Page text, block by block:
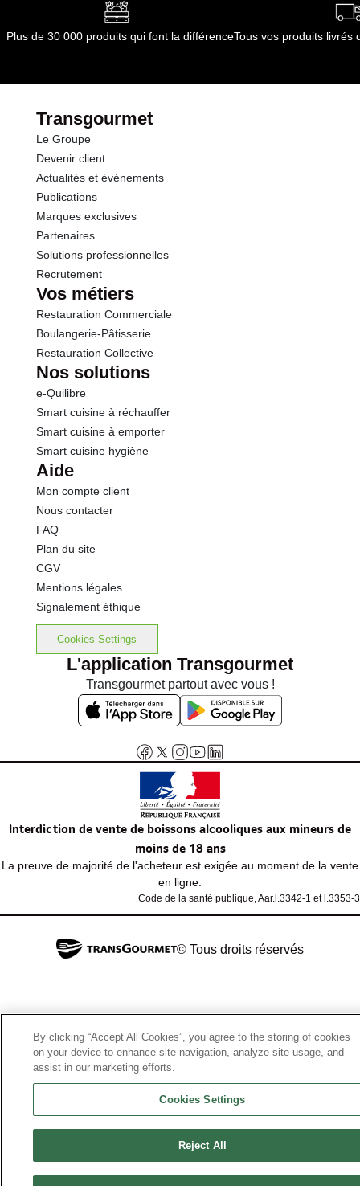
dont Acides gras saturés 0.02 g
dont Sucres
Fibres
Protéines
Sel
Plus de 30 000 produits qui font la différenceTous vos produits livrés
Transgourmet
Le Groupe
Devenir client
Actualités et événements
Publications
Marques exclusives
Partenaires
Solutions professionnelles
Recrutement
Vos métiers
Restauration Commerciale
Boulangerie-Pâtisserie
Restauration Collective
Nos solutions
e-Quilibre
Smart cuisine à réchauffer
Smart cuisine à emporter
Smart cuisine hygiène
Aide
Mon compte client
Nous contacter
FAQ
Plan du site
CGV
Mentions légales
Signalement éthique
Cookies Settings
L'application Transgourmet
Transgourmet partout avec vous !
Interdiction de vente de boissons alcooliques aux mineurs de
moins de 18 ans
La preuve de majorité de l'acheteur est exigée au moment de la vente
en ligne.
Code de la santé publique, Aar.l.3342-1 et l.3353-3
© Tous droits réservés
By clicking “Accept All Cookies”, you agree to the storing of cookies
on your device to enhance site navigation, analyze site usage, and
assist in our marketing efforts.
Cookies Settings
Reject All